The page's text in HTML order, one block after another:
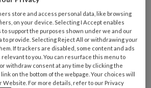
ze regelmatig van pas. Wat
variant kiest u en waar let u
medisch pedicures vertelt
bij hen wel of
zijn en waarom.
store and access personal data, like browsing
on your device. Selecting I Accept enables
support the purposes shown under we and our
to provide. Selecting Reject All or withdrawing your
If trackers are disabled, some content and ads
relevant to you. You can resurface this menu to
withdraw consent at any time by clicking the
on the bottom of the webpage. Your choices will
For more details, refer to our Privacy